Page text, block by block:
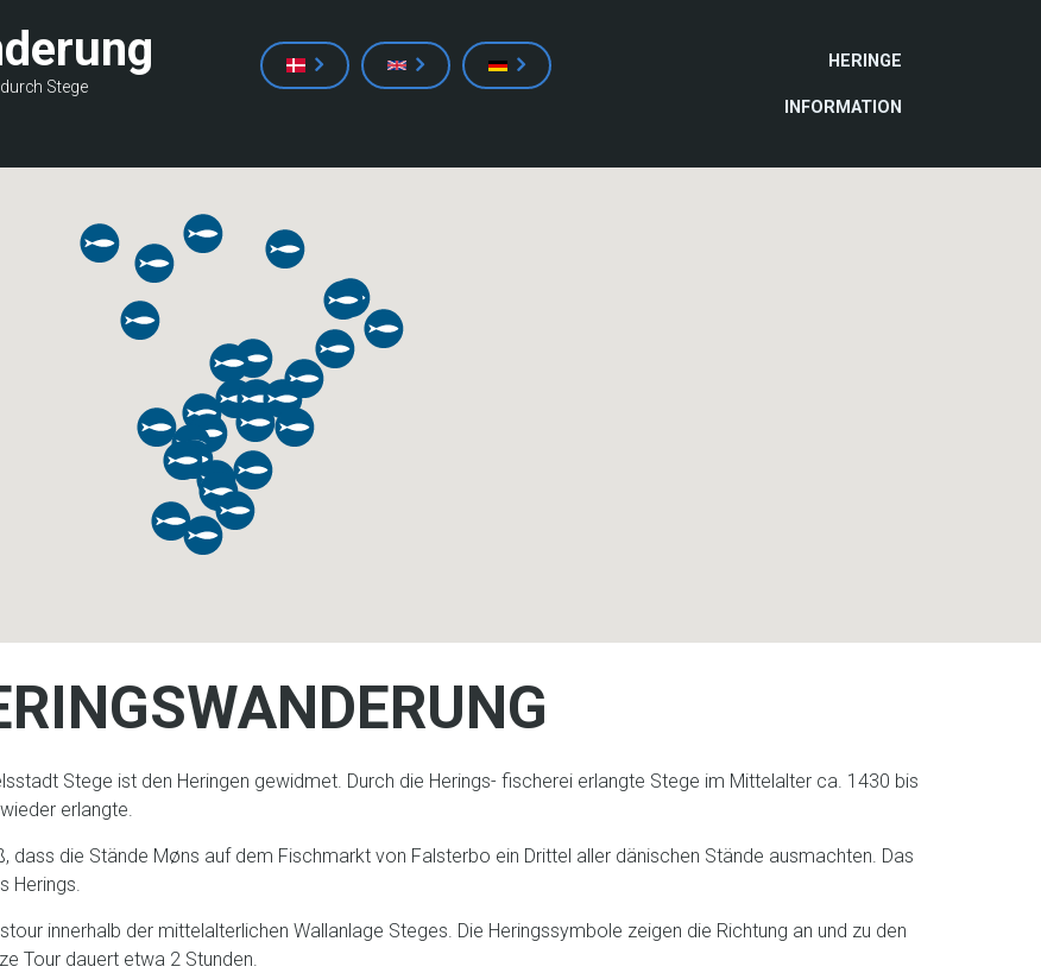
Stege
HERINGE
INFORMATION
Stege ist den Heringen gewidmet. Durch die Herings- fischerei erlangte Stege im Mittelalter ca. 1430 bis
erlangte.
dass die Stände Møns auf dem Fischmarkt von Falsterbo ein Drittel aller dänischen Stände ausmachten. Das
Herings.
innerhalb der mittelalterlichen Wallanlage Steges. Die Heringssymbole zeigen die Richtung an und zu den
Tour dauert etwa 2 Stunden.